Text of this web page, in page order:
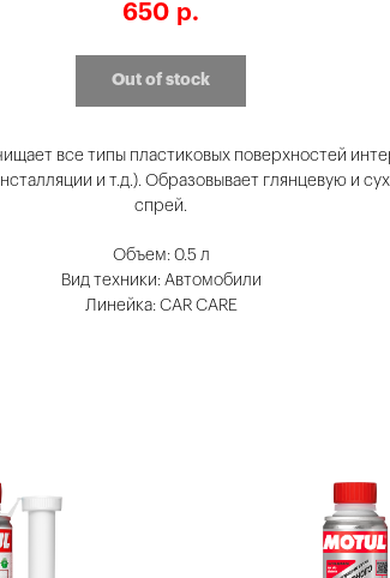
650 р.
Out of stock
все типы пластиковых поверхностей
и т.д.). Образовывает глянцевую и
спрей.
Объем: 0.5 л
Вид техники: Автомобили
Линейка: CAR CARE